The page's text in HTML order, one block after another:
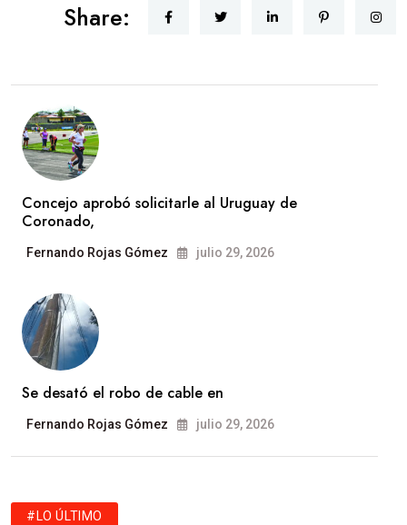
Share:
Concejo aprobó solicitarle al Uruguay de
Coronado,
Fernando Rojas Gómez julio 29, 2026
Se desató el robo de cable en
Fernando Rojas Gómez julio 29, 2026
#LO ÚLTIMO